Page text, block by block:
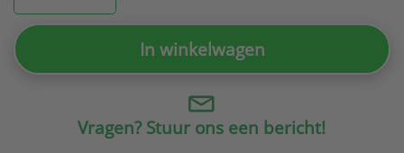
In winkelwagen
Vragen? Stuur ons een bericht!